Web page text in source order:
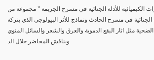
الكيميائية للأدلة الجنائية في مسرح الجريمة " مجموعة من
في مسرح الحادث ونماذج للأثر البيولوجي الذي يتركه
مثل اثار البقع الدموية والعرق والشعر والسائل المنوي
ويناقش المحاضر خلال الد